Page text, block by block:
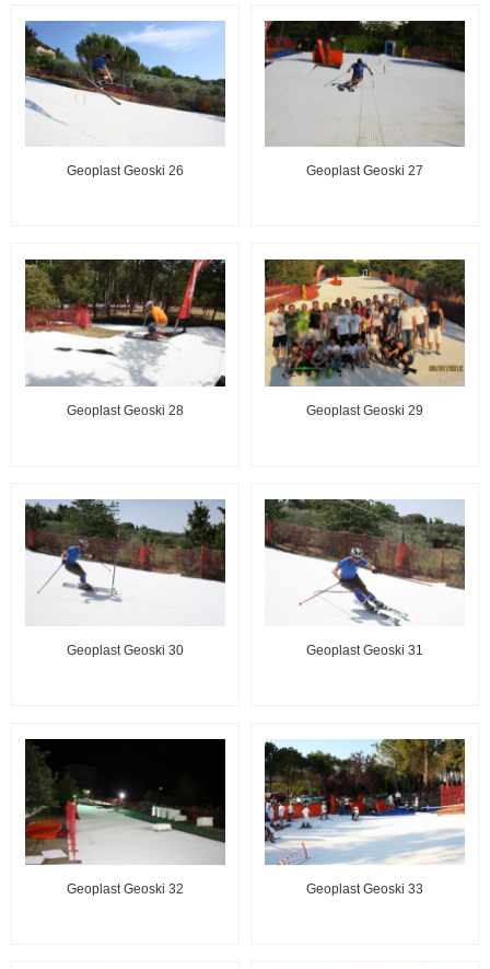
Geoplast Geoski 26 Geoplast Geoski 27
Geoplast Geoski 28 Geoplast Geoski 29
Geoplast Geoski 30 Geoplast Geoski 31
Geoplast Geoski 32 Geoplast Geoski 33